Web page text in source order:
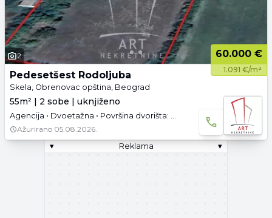
2 60.000 €
1.091 €/m²
Pedesetšest Rodoljuba
Skela, Obrenovac opština, Beograd
55m² | 2 sobe | uknjiženo
Agencija • Dvoetažna • Površina dvorišta: 90 a • Uknjižen • Prazno
Ažurirano 05.08.2026.
▾
Reklama ▾